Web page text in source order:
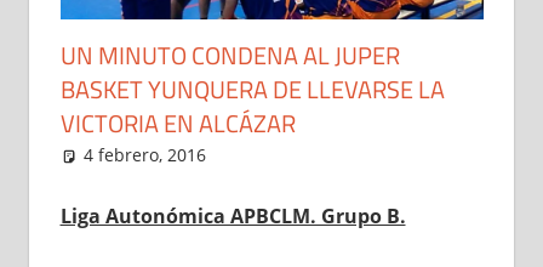
UN MINUTO CONDENA AL JUPER
BASKET YUNQUERA DE LLEVARSE LA
VICTORIA EN ALCÁZAR
4 febrero, 2016
Liga Autonómica APBCLM. Grupo B.